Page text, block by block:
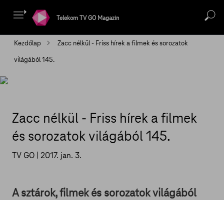
Telekom TV GO Magazin
Kezdőlap
Zacc nélkül - Friss hírek a filmek és sorozatok
világából 145.
Zacc nélkül - Friss hírek a filmek
és sorozatok világából 145.
TV GO | 2017. jan. 3.
A sztárok, filmek és sorozatok világából